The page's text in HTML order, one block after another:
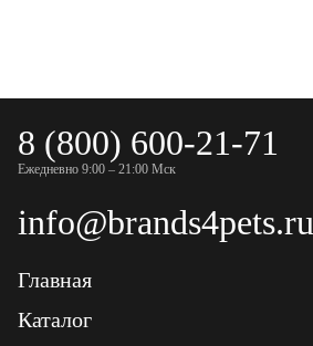
8 (800) 600-21-71
Ежедневно 9:00 – 21:00 Мск
info@brands4pets.ru
Главная
Каталог